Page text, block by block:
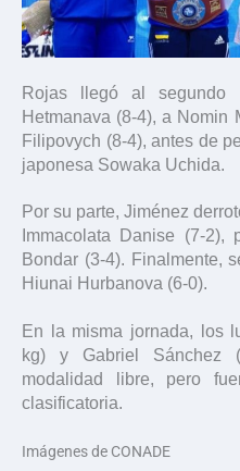
Rojas llegó al segundo
Hetmanava (8-4), a Nomin
Filipovych (8-4), antes de
japonesa Sowaka Uchida.
Por su parte, Jiménez
Immacolata Danise (7-
Bondar (3-4). Finalmente,
Hiunai Hurbanova (6-0).
En la misma jornada, los
kg) y Gabriel Sánchez
modalidad libre, pero
clasificatoria.
Imágenes de CONADE